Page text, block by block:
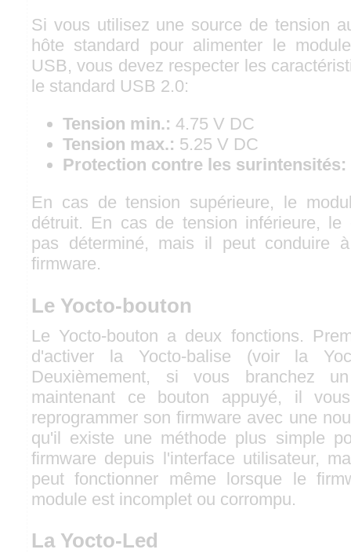
Si vous utilisez une source de tension
hôte standard pour alimenter le
USB, vous devez respecter les
le standard USB 2.0:
Tension min.: 4.75 V DC
Tension max.: 5.25 V DC
Protection contre les surintensités:
En cas de tension supérieure, le
détruit. En cas de tension inférieure, le
pas déterminé, mais il peut conduire
firmware.
Le Yocto-bouton
Le Yocto-bouton a deux fonctions.
d'activer la Yocto-balise (voir la
Deuxièmement, si vous branchez
maintenant ce bouton appuyé, il
reprogrammer son firmware avec une
qu'il existe une méthode plus simple
firmware depuis l'interface utilisateur,
peut fonctionner même lorsque le
module est incomplet ou corrompu.
La Yocto-Led